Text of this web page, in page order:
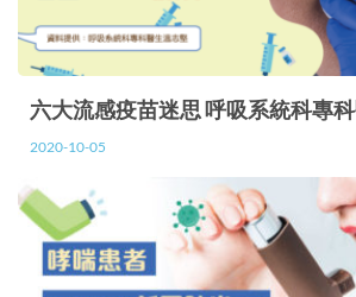
六大流感疫苗迷思 呼吸系統科專
2020-10-05